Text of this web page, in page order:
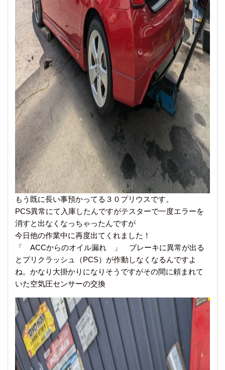
もう既に長い事預かってる３０プリウスです。
PCS異常にて入庫したんですがテスターで一度エラーを
消すと出なくなっちゃったんですが
今日他の作業中に再度出てくれました！
「 ACCからのオイル漏れ 」 ブレーキに異常が出る
とプリクラッシュ（PCS）が作動しなくなるんですよ
ね。かなり大掛かりになりそうですがその間に頼まれて
いた空気圧センサーの交換